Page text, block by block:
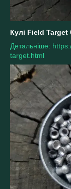
Кулі Field Target
Детальніше:
target.html